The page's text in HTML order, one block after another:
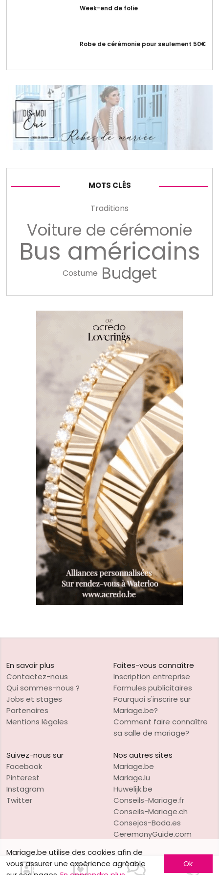
Week-end de folie
Robe de cérémonie pour seulement 50€
MOTS CLÉS
Traditions
Voiture de cérémonie
Bus américains
Costume Budget
En savoir plus
Contactez-nous
Qui sommes-nous ?
Jobs et stages
Partenaires
Mentions légales
Faites-vous connaître
Inscription entreprise
Formules publicitaires
Pourquoi s'inscrire sur
Mariage.be?
Comment faire connaître
sa salle de mariage?
Suivez-nous sur
Facebook
Pinterest
Instagram
Twitter
Nos autres sites
Mariage.be
Mariage.lu
Huwelijk.be
Conseils-Mariage.fr
Conseils-Mariage.ch
Consejos-Boda.es
CeremonyGuide.com
Mariage.be utilise des cookies afin de
vous assurer une expérience agréable
Ok